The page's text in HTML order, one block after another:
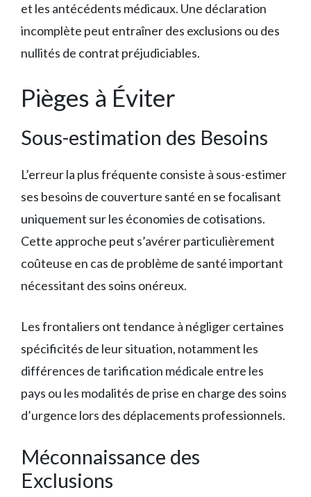
et les antécédents médicaux. Une déclaration
incomplète peut entraîner des exclusions ou des
nullités de contrat préjudiciables.
Pièges à Éviter
Sous-estimation des Besoins
L’erreur la plus fréquente consiste à sous-estimer
ses besoins de couverture santé en se focalisant
uniquement sur les économies de cotisations.
Cette approche peut s’avérer particulièrement
coûteuse en cas de problème de santé important
nécessitant des soins onéreux.
Les frontaliers ont tendance à négliger certaines
spécificités de leur situation, notamment les
différences de tarification médicale entre les
pays ou les modalités de prise en charge des soins
d’urgence lors des déplacements professionnels.
Méconnaissance des
Exclusions